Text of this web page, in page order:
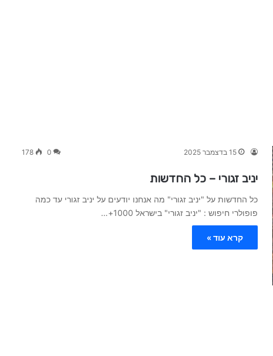
15 בדצמבר 2025 0
178
יניב זגורי – כל החדשות
כל החדשות על "יניב זגורי" מה אנחנו יודעים על יניב זגורי עד כמה
פופולרי חיפוש : "יניב זגורי" בישראל 1000+…
קרא עוד »